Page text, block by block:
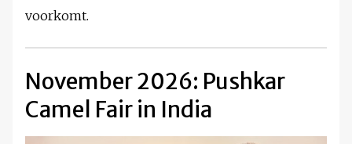
voorkomt.
November 2026: Pushkar
Camel Fair in India